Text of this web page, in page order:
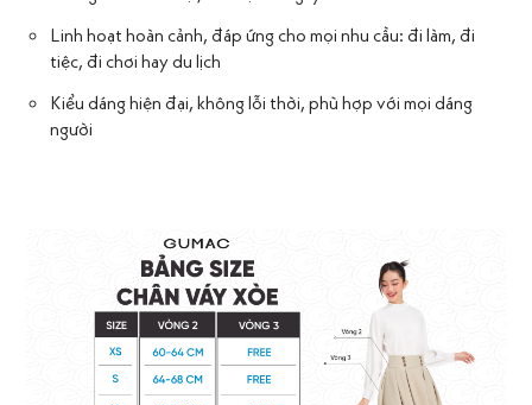
Linh hoạt hoàn cảnh, đáp ứng cho mọi nhu cầu: đi làm, đi
tiệc, đi chơi hay du lịch
Kiểu dáng hiện đại, không lỗi thời, phù hợp với mọi dáng
người